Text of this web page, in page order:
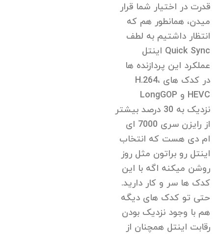
قدرت در اختیار شما قرار
میدن، همانطور هم که
انتظار داشتیم به لطف
Quick Sync اینتل
عملکرد این پردازنده ها
در کدک های H.264،
HEVC و LongGOP
نزدیک به 30 درصد بیشتر
از رایزن سری 7000 ای
ام دی هست که انتخاب
اینتل رو براتون مثل روز
روشن میکنه اگه با این
کدک ها سر و کار دارید.
حتی تو کدک های دیگه
هم با وجود نزدیک بودن
رقابت اینتل همچنان از